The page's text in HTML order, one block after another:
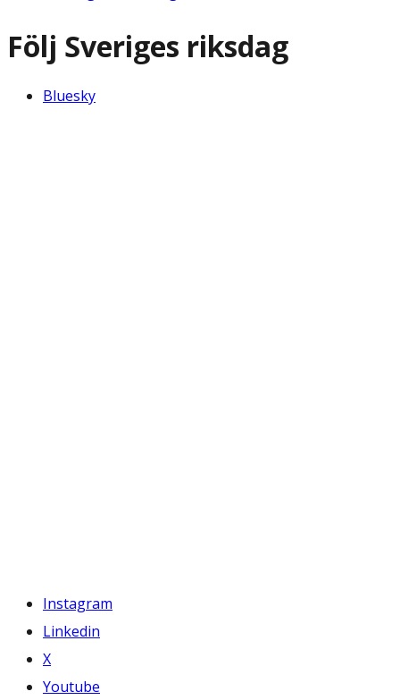
Följ Sveriges riksdag
Bluesky
Instagram
Linkedin
X
Youtube